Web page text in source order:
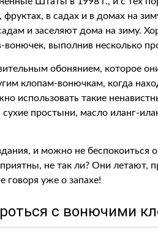
фруктах, в садах и в домах на
и заселяют дома на зиму.
вонючек, выполнив несколько
обонянием, которое
клопам-вонючкам, когда
использовать такие
простыни, масло иланг-
и можно не беспокоиться
не так ли? Они летают,
говоря уже о запахе!
с вонючими